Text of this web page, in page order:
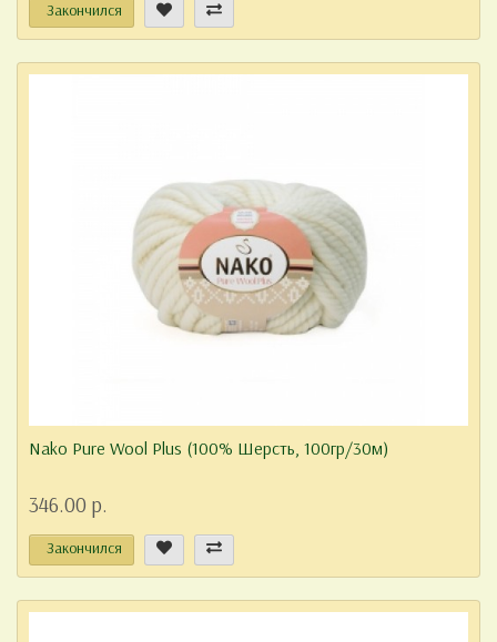
Закончился
Nako Pure Wool Plus (100% Шерсть, 100гр/30м)
346.00 р.
Закончился